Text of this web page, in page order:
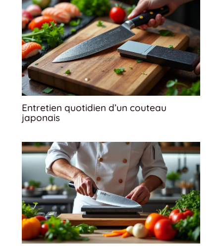
Entretien quotidien d’un couteau
japonais